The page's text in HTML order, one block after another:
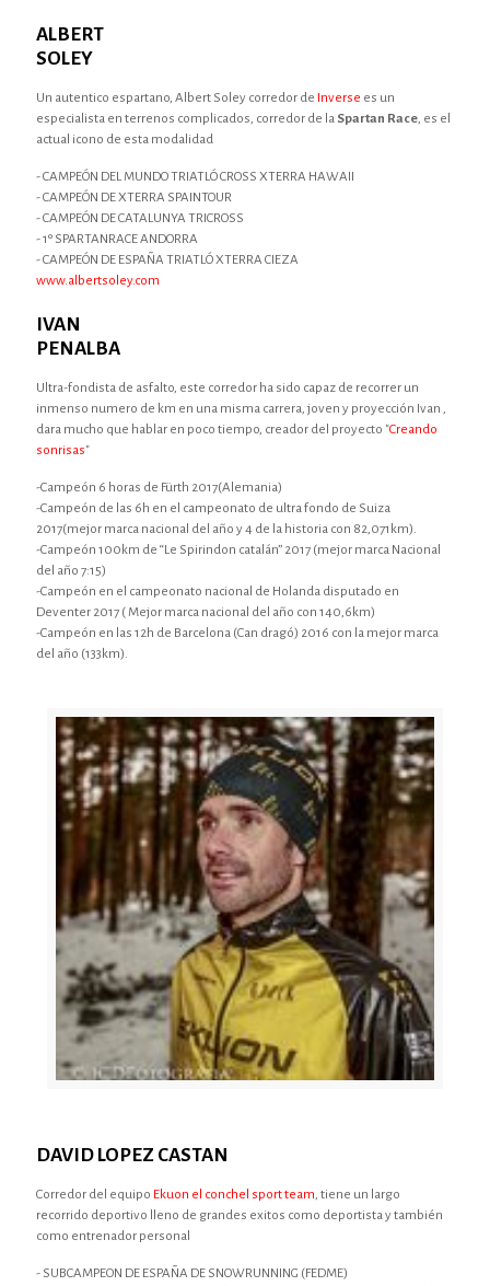
ALBERT
SOLEY
Un autentico espartano, Albert Soley corredor de Inverse es un
especialista en terrenos complicados, corredor de la Spartan Race, es el
actual icono de esta modalidad
- CAMPEÓN DEL MUNDO TRIATLÓ CROSS XTERRA HAWAII
- CAMPEÓN DE XTERRA SPAINTOUR
- CAMPEÓN DE CATALUNYA TRICROSS
- 1º SPARTANRACE ANDORRA
- CAMPEÓN DE ESPAÑA TRIATLÓ XTERRA CIEZA
www.albertsoley.com
IVAN
PENALBA
Ultra-fondista de asfalto, este corredor ha sido capaz de recorrer un
inmenso numero de km en una misma carrera, joven y proyección Ivan ,
dara mucho que hablar en poco tiempo, creador del proyecto "Creando
sonrisas"
-Campeón 6 horas de Fürth 2017(Alemania)
-Campeón de las 6h en el campeonato de ultra fondo de Suiza
2017(mejor marca nacional del año y 4 de la historia con 82,071km).
-Campeón 100km de “Le Spirindon catalán” 2017 (mejor marca Nacional
del año 7:15)
-Campeón en el campeonato nacional de Holanda disputado en
Deventer 2017 ( Mejor marca nacional del año con 140,6km)
-Campeón en las 12h de Barcelona (Can dragó) 2016 con la mejor marca
del año (133km).
DAVID LOPEZ CASTAN
Corredor del equipo Ekuon el conchel sport team, tiene un largo
recorrido deportivo lleno de grandes exitos como deportista y también
como entrenador personal
- SUBCAMPEON DE ESPAÑA DE SNOWRUNNING (FEDME)